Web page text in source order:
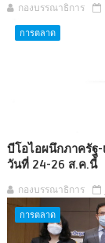
กองบรรณาธิการ
การตลาด
บีโอไอผนึกภาครัฐ-
วันที่ 24-26 ส.ค.นี้
กองบรรณาธิการ
การตลาด